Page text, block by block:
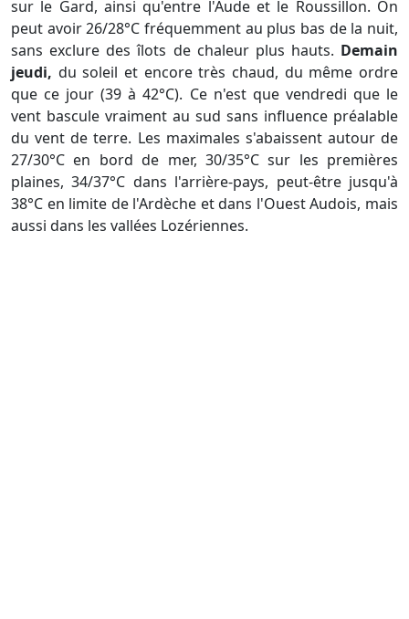
sur le Gard, ainsi qu'entre l'Aude et le Roussillon. On
peut avoir 26/28°C fréquemment au plus bas de la nuit,
sans exclure des îlots de chaleur plus hauts. Demain
jeudi, du soleil et encore très chaud, du même ordre
que ce jour (39 à 42°C). Ce n'est que vendredi que le
vent bascule vraiment au sud sans influence préalable
du vent de terre. Les maximales s'abaissent autour de
27/30°C en bord de mer, 30/35°C sur les premières
plaines, 34/37°C dans l'arrière-pays, peut-être jusqu'à
38°C en limite de l'Ardèche et dans l'Ouest Audois, mais
aussi dans les vallées Lozériennes.